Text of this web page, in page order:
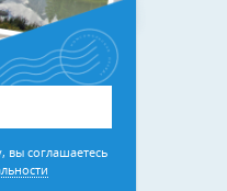
вы соглашаетесь